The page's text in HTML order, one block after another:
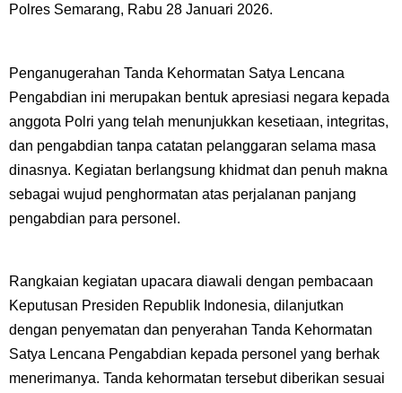
Polres Semarang, Rabu 28 Januari 2026.
Penganugerahan Tanda Kehormatan Satya Lencana
Pengabdian ini merupakan bentuk apresiasi negara kepada
anggota Polri yang telah menunjukkan kesetiaan, integritas,
dan pengabdian tanpa catatan pelanggaran selama masa
dinasnya. Kegiatan berlangsung khidmat dan penuh makna
sebagai wujud penghormatan atas perjalanan panjang
pengabdian para personel.
Rangkaian kegiatan upacara diawali dengan pembacaan
Keputusan Presiden Republik Indonesia, dilanjutkan
dengan penyematan dan penyerahan Tanda Kehormatan
Satya Lencana Pengabdian kepada personel yang berhak
menerimanya. Tanda kehormatan tersebut diberikan sesuai